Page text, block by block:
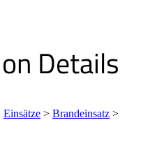
Details
Einsätze > Brandeinsatz >